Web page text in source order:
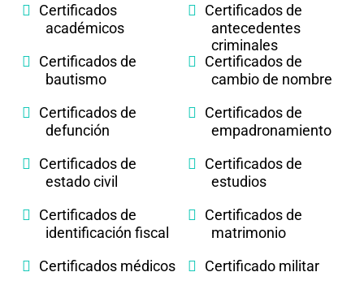
Certificados
académicos
Certificados de
antecedentes
criminales
Certificados de
bautismo
Certificados de
cambio de nombre
Certificados de
defunción
Certificados de
empadronamiento
Certificados de
estado civil
Certificados de
estudios
Certificados de
identificación fiscal
Certificados de
matrimonio
Certificados médicos
Certificado militar